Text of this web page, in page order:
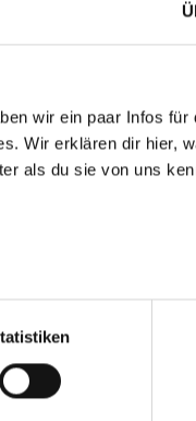
wir ein paar Infos
Wir erklären dir hier,
als du sie von uns
um von dir bei
auf unsere Webseite
(„Marketing“).